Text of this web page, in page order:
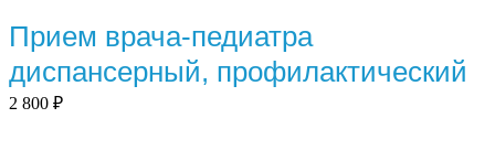
Прием врача-педиатра
диспансерный, профилактический
2 800 ₽